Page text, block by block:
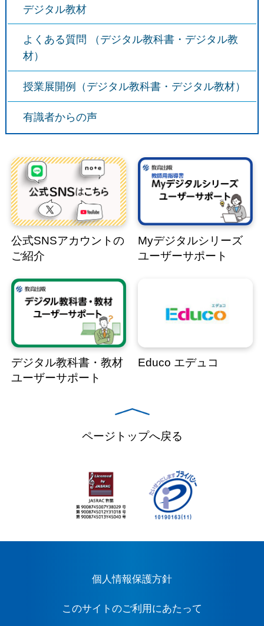
デジタル教材
よくある質問 （デジタル教科書・デジタル教
材）
授業展開例（デジタル教科書・デジタル教材）
有識者からの声
公式SNSアカウントの
ご紹介
Myデジタルシリーズ
ユーザーサポート
デジタル教科書・教材
ユーザーサポート
Educo エデュコ
ページトップへ戻る
個人情報保護方針
このサイトのご利用にあたって